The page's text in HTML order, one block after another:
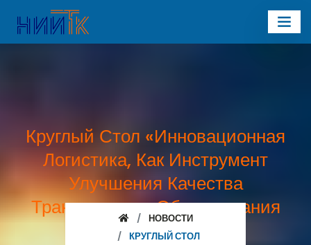
Круглый Стол «Инновационная
Логистика, Как Инструмент
Улучшения Качества
Транспортного Обслуживания
Грузовладельцев»
НОВОСТИ
КРУГЛЫЙ СТОЛ